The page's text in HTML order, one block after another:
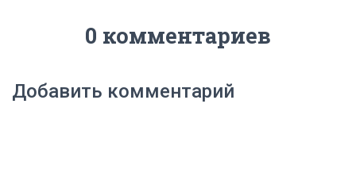
0 комментариев
Добавить комментарий